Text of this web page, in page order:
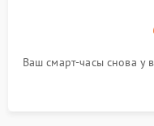
Ваш смарт-часы снова у